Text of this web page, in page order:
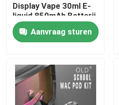
Producten
Display Vape 30ml E-
liquid 850mAh Batterij
Dubbele Mesh Coil
Verstelbare
Luchtstroom
Aanvraag sturen